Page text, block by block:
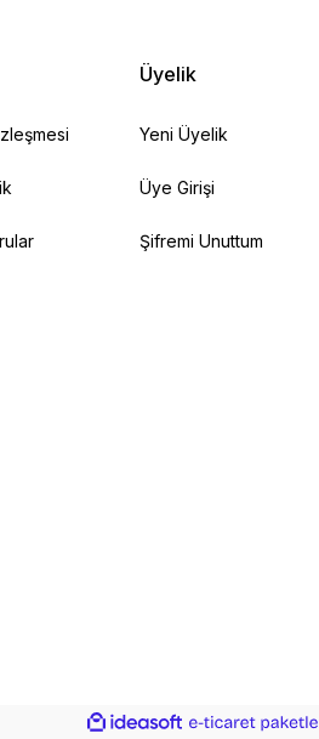
Üyelik
Yeni Üyelik
Üye Girişi
Şifremi Unuttum
ideasoft